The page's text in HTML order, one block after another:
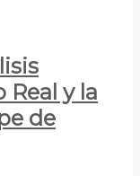
y la
de